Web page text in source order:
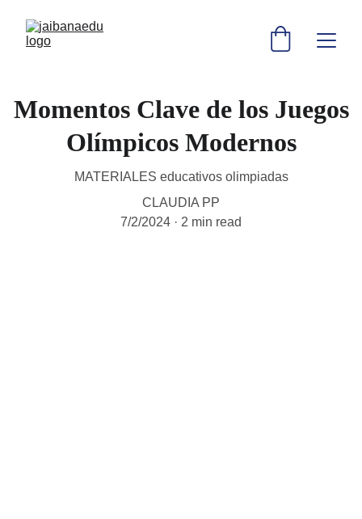
Momentos Clave de los Juegos
Olímpicos Modernos
MATERIALES educativos olimpiadas
CLAUDIA PP
7/2/2024
2 min read